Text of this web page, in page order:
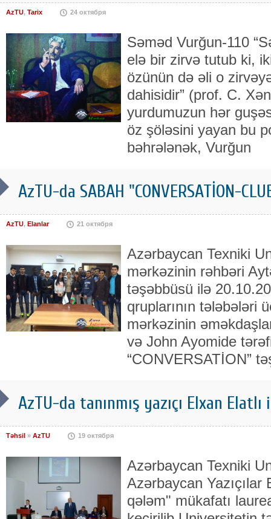
AzTU, Tarix 24 октября
Səməd Vurğun-110
elə bir zirvə tutub ki,
özünün də əli o
dahisidir” (prof. C.
yurdumuzun hər
öz şöləsini yayan bu
bəhrələnək, Vurğun
AzTU-da SABAH "CONVERSATİON-
AzTU, Elanlar 21 октября
Azərbaycan Texniki
mərkəzinin rəhbəri
təşəbbüsü ilə
qruplarının tələbələri
mərkəzinin
və John Ayomide
“CONVERSATİON”
AzTU-da tanınmış yazıçı Elxan
Təhsil » AzTU 19 октября
Azərbaycan Texniki
Azərbaycan Yazıçılar
qələm" mükafatı